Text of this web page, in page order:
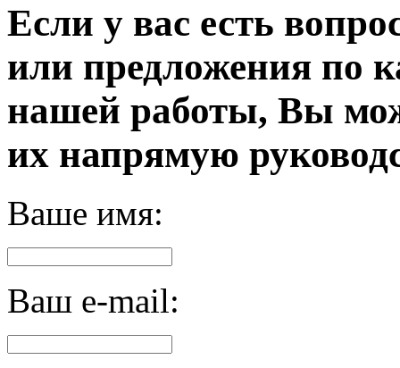
Если у вас есть
или предложения по
нашей работы, Вы
их напрямую
Ваше имя:
Ваш e-mail: